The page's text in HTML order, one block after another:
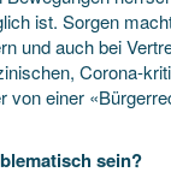
ist. Sorgen
und auch bei
Corona-
von einer
sein?